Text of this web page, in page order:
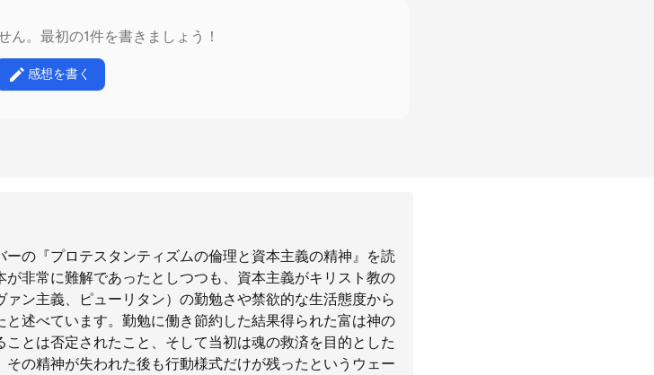
ん。最初の1件を書きましょう！
感想を書く
の『プロテスタンティズムの倫理と資本主義の精神』を読
非常に難解であったとしつつも、資本主義がキリスト教の
ン主義、ピューリタン）の勤勉さや禁欲的な生活態度から
述べています。勤勉に働き節約した結果得られた富は神の
とは否定されたこと、そして当初は魂の救済を目的とした
の精神が失われた後も行動様式だけが残ったというウェー